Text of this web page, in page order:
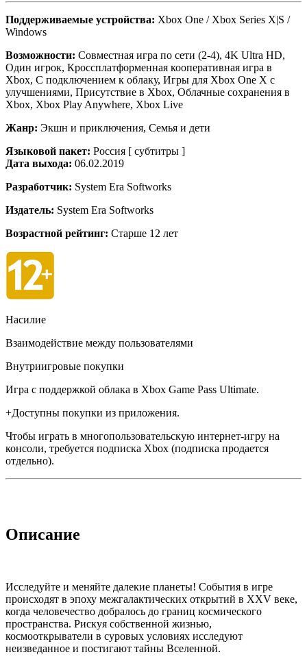
Поддерживаемые устройства: Xbox One / Xbox Series X|S /
Windows
Возможности: Совместная игра по сети (2-4), 4K Ultra HD,
Один игрок, Кроссплатформенная кооперативная игра в
Xbox, С подключением к облаку, Игры для Xbox One X с
улучшениями, Присутствие в Xbox, Облачные сохранения в
Xbox, Xbox Play Anywhere, Xbox Live
Жанр: Экшн и приключения, Семья и дети
Языковой пакет: Россия [ субтитры ]
Дата выхода: 06.02.2019
Разработчик: System Era Softworks
Издатель: System Era Softworks
Возрастной рейтинг: Старше 12 лет
Насилие
Взаимодействие между пользователями
Внутриигровые покупки
Игра с поддержкой облака в Xbox Game Pass Ultimate.
+Доступны покупки из приложения.
Чтобы играть в многопользовательскую интернет-игру на
консоли, требуется подписка Xbox (подписка продается
отдельно).
Описание
Исследуйте и меняйте далекие планеты! События в игре
происходят в эпоху межгалактических открытий в XXV веке,
когда человечество добралось до границ космического
пространства. Рискуя собственной жизнью,
космооткрыватели в суровых условиях исследуют
неизведанное и постигают тайны Вселенной.